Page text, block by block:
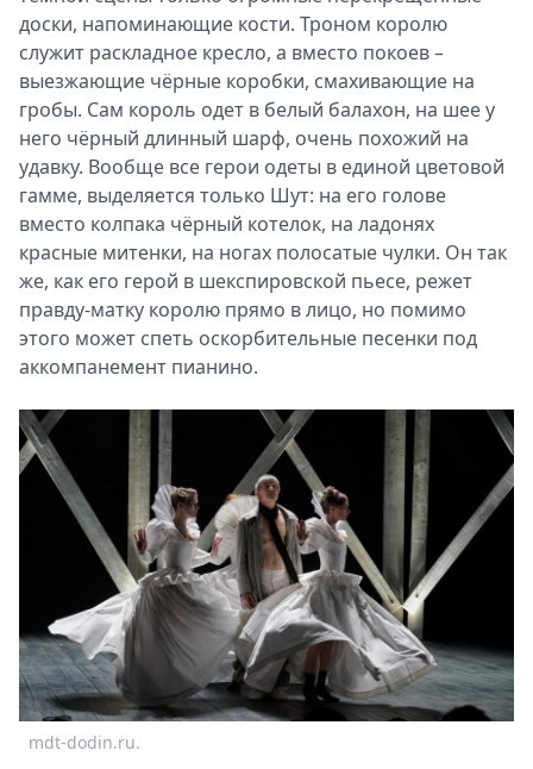
доски, напоминающие кости. Троном королю
служит раскладное кресло, а вместо покоев –
выезжающие чёрные коробки, смахивающие на
гробы. Сам король одет в белый балахон, на шее у
него чёрный длинный шарф, очень похожий на
удавку. Вообще все герои одеты в единой цветовой
гамме, выделяется только Шут: на его голове
вместо колпака чёрный котелок, на ладонях
красные митенки, на ногах полосатые чулки. Он так
же, как его герой в шекспировской пьесе, режет
правду-матку королю прямо в лицо, но помимо
этого может спеть оскорбительные песенки под
аккомпанемент пианино.
mdt-dodin.ru.